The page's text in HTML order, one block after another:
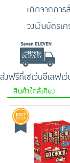
เกิดจากกา
วงเงินบัตรเ
ส่งฟรีที่เซเว่นอีเลฟเว่
สินค้าใกล้เคียง